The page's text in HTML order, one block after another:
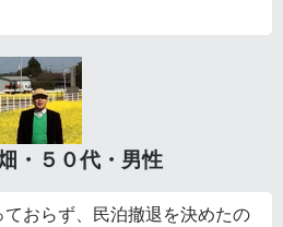
・５０代・男性
おらず、民泊撤退を決めたの